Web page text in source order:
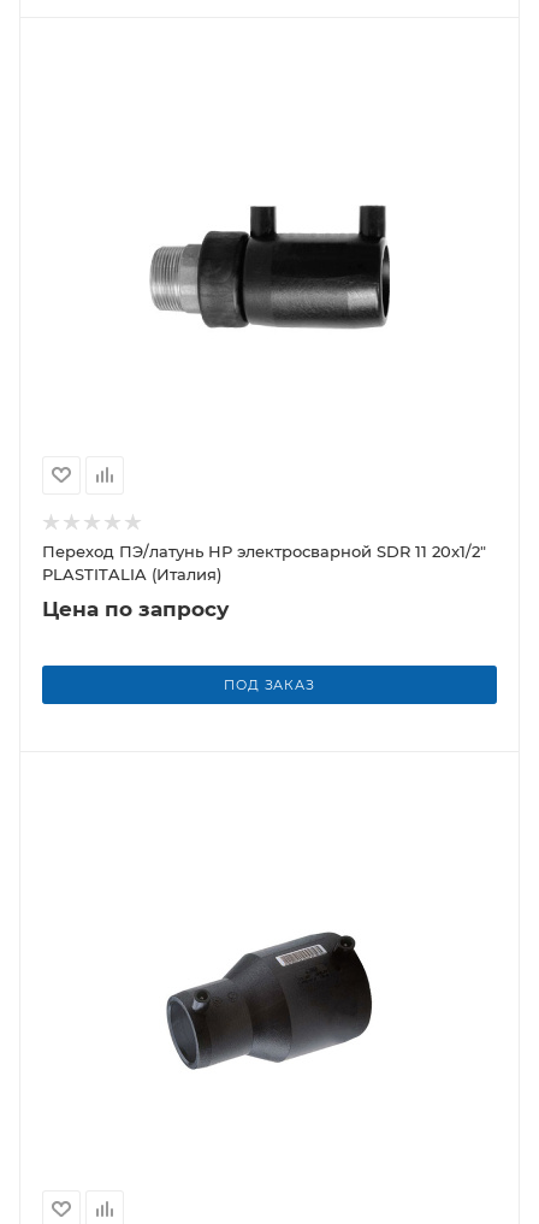
Переход ПЭ/латунь НР электросварной SDR 11 20x1/2"
PLASTITALIA (Италия)
Цена по запросу
ПОД ЗАКАЗ